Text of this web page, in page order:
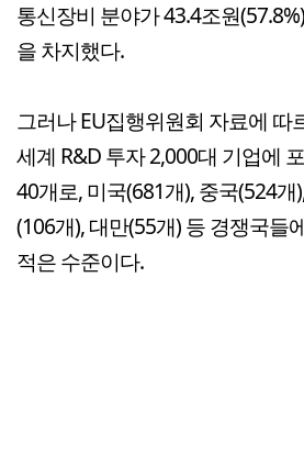
통신장비 분야가 43.4조원
을 차지했다.
그러나 EU집행위원회 자료에 따
세계 R&D 투자 2,000대 기업에
40개로, 미국(681개), 중국(524개
(106개), 대만(55개) 등 경쟁국들
적은 수준이다.